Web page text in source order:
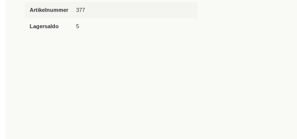
Artikelnummer 377
Lagersaldo 5